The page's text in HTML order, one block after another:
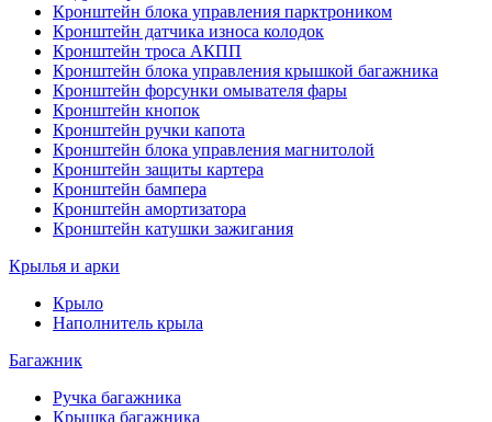
Кронштейн блока управления парктроником
Кронштейн датчика износа колодок
Кронштейн троса АКПП
Кронштейн блока управления крышкой багажника
Кронштейн форсунки омывателя фары
Кронштейн кнопок
Кронштейн ручки капота
Кронштейн блока управления магнитолой
Кронштейн защиты картера
Кронштейн бампера
Кронштейн амортизатора
Кронштейн катушки зажигания
Крылья и арки
Крыло
Наполнитель крыла
Багажник
Ручка багажника
Крышка багажника